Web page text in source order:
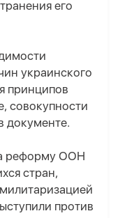
его
украинского
принципов
совокупности
документе.
реформу ООН
стран,
против